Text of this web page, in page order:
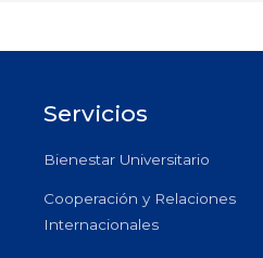
Servicios
Bienestar Universitario
Cooperación y Relaciones
Internacionales